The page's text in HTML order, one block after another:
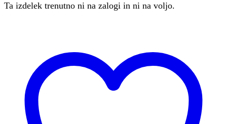
Ta izdelek trenutno ni na zalogi in ni na voljo.